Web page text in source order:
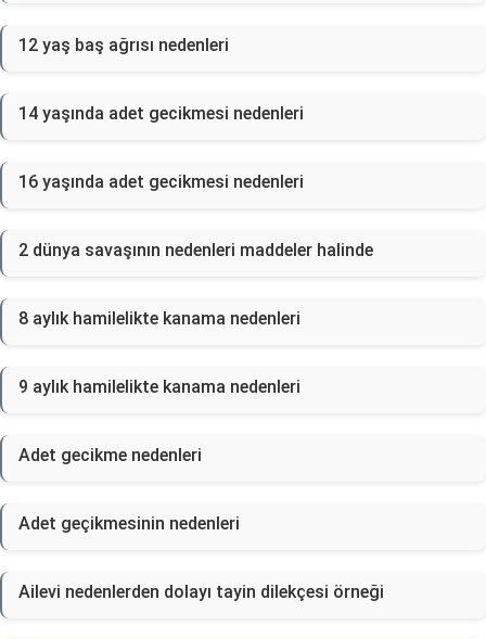
12 yaş baş ağrısı nedenleri
14 yaşında adet gecikmesi nedenleri
16 yaşında adet gecikmesi nedenleri
2 dünya savaşının nedenleri maddeler halinde
8 aylık hamilelikte kanama nedenleri
9 aylık hamilelikte kanama nedenleri
Adet gecikme nedenleri
Adet geçikmesinin nedenleri
Ailevi nedenlerden dolayı tayin dilekçesi örneği